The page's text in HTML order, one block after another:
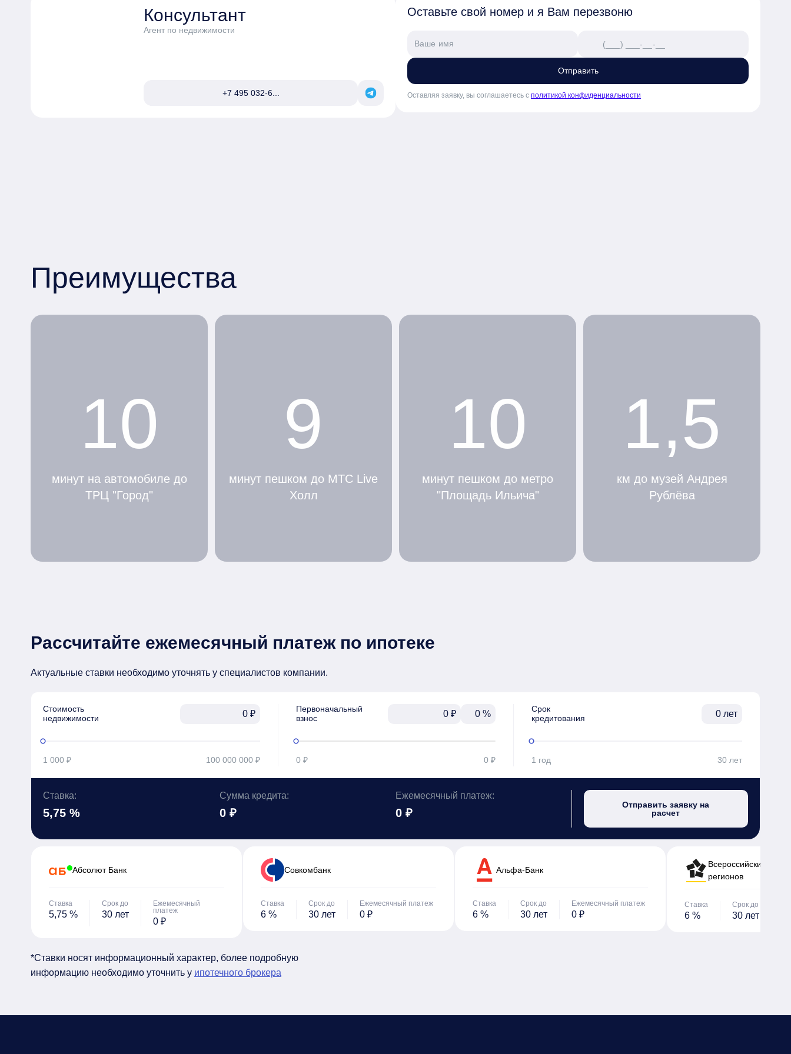
Консультант
Агент по недвижимости
+7 495 032-6...
Оставьте свой номер и я Вам перезвоню
Отправить
Оставляя заявку, вы соглашаетесь с политикой конфиденциальности
Преимущества
10
минут на автомобиле до
ТРЦ "Город"
9
минут пешком до МТС Live
Холл
10
минут пешком до метро
"Площадь Ильича"
1,5
км до музей Андрея
Рублёва
Рассчитайте ежемесячный платеж по ипотеке
Актуальные ставки необходимо уточнять у специалистов компании.
Стоимость
недвижимости
₽
1 000 ₽ 100 000 000 ₽
Первоначальный
взнос
₽ %
0 ₽ 0 ₽
Срок
кредитования
лет
1 год 30 лет
Ставка:
5,75 %
Сумма кредита:
0 ₽
Ежемесячный платеж:
0 ₽
Отправить заявку на
расчет
Абсолют Банк
Ставка
5,75 %
Срок до
30 лет
Ежемесячный
платеж
0 ₽
Cовкомбанк
Ставка
6 %
Срок до
30 лет
Ежемесячный платеж
0 ₽
Альфа-Банк
Ставка
6 %
Срок до
30 лет
Ежемесячный платеж
0 ₽
Всероссийский банк
регионов
Ставка
6 %
Срок до
30 лет
*Ставки носят информационный характер, более подробную
информацию необходимо уточнить у ипотечного брокера